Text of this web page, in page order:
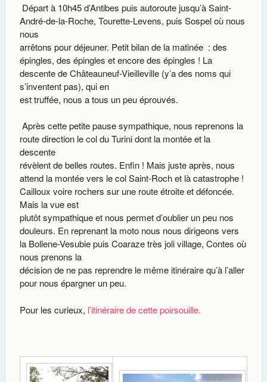
Départ à 10h45 d’Antibes puis autoroute jusqu’à Saint-
André-de-la-Roche, Tourette-Levens, puis Sospel où nous
nous
arrêtons pour déjeuner. Petit bilan de la matinée : des
épingles, des épingles et encore des épingles ! La
descente de Châteauneuf-Vieilleville (y’a des noms qui
s’inventent pas), qui en
est truffée, nous a tous un peu éprouvés.
Après cette petite pause sympathique, nous reprenons la
route direction le col du Turini dont la montée et la
descente
révèlent de belles routes. Enfin ! Mais juste après, nous
attend la montée vers le col Saint-Roch et là catastrophe !
Cailloux voire rochers sur une route étroite et défoncée.
Mais la vue est
plutôt sympathique et nous permet d’oublier un peu nos
douleurs. En reprenant la moto nous nous dirigeons vers
la Bollene-Vesubie puis Coaraze très joli village, Contes où
nous prenons la
décision de ne pas reprendre le même itinéraire qu’à l’aller
pour nous épargner un peu.
Pour les curieux, l’itinéraire de cette poirsouille.